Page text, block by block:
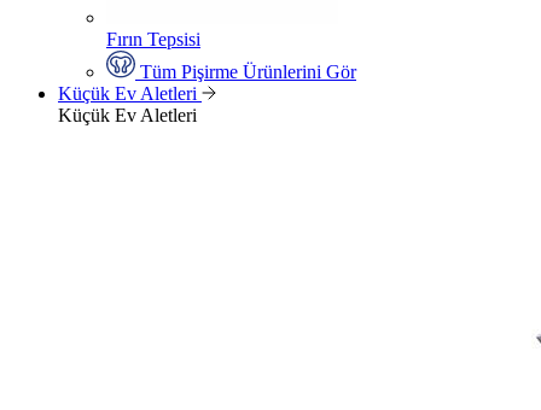
Fırın Tepsisi
Tüm Pişirme Ürünlerini Gör
Küçük Ev Aletleri
Küçük Ev Aletleri